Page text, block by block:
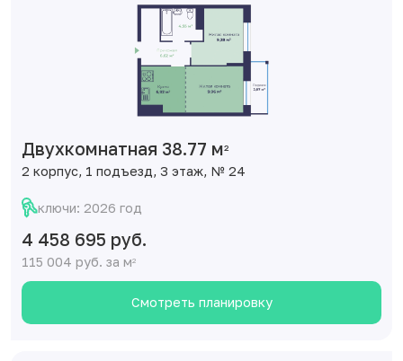
Двухкомнатная 38.77 м2
2 корпус, 1 подъезд, 3 этаж, № 24
ключи: 2026 год
4 458 695 руб.
115 004 руб. за м2
Смотреть планировку